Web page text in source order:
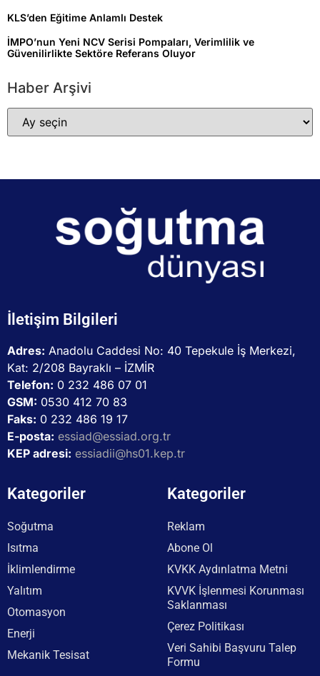
KLS’den Eğitime Anlamlı Destek
İMPO’nun Yeni NCV Serisi Pompaları, Verimlilik ve
Güvenilirlikte Sektöre Referans Oluyor
Haber Arşivi
İletişim Bilgileri
Adres: Anadolu Caddesi No: 40 Tepekule İş Merkezi,
Kat: 2/208 Bayraklı – İZMİR
Telefon: 0 232 486 07 01
GSM: 0530 412 70 83
Faks: 0 232 486 19 17
E-posta: essiad@essiad.org.tr
KEP adresi: essiadii@hs01.kep.tr
Kategoriler
Soğutma
Isıtma
İklimlendirme
Yalıtım
Otomasyon
Enerji
Mekanik Tesisat
Kategoriler
Reklam
Abone Ol
KVKK Aydınlatma Metni
KVVK İşlenmesi Korunması
Saklanması
Çerez Politikası
Veri Sahibi Başvuru Talep
Formu